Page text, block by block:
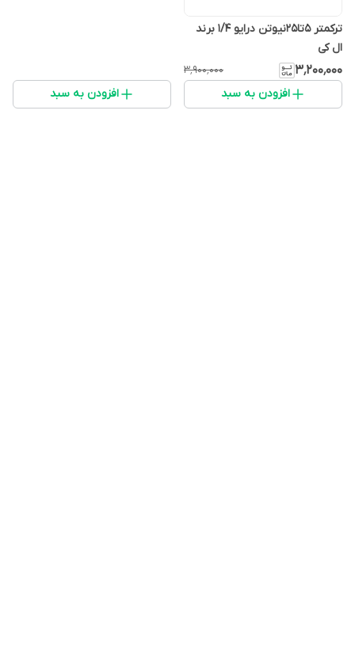
ترکمتر 5تا25نیوتن درایو 1/4 برند
ال کی
۳٬۲۰۰٬۰۰۰ ۳٬۹۰۰٬۰۰۰
افزودن به سبد افزودن به سبد